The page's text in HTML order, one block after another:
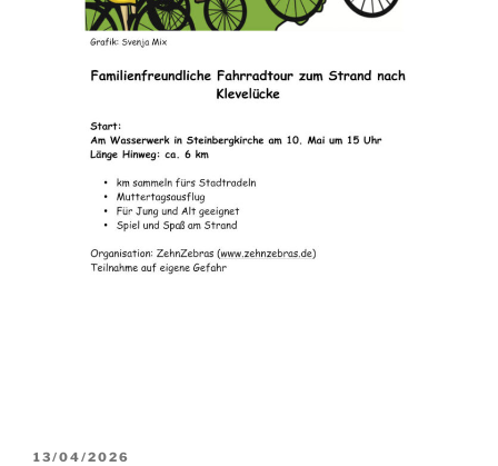
VERÖFFENTLICHT
13/04/2026